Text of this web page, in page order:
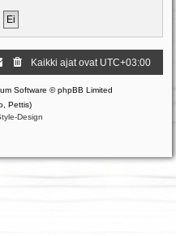
Kaikki ajat ovat UTC+03:00
Software © phpBB Limited
Pettis)
Design